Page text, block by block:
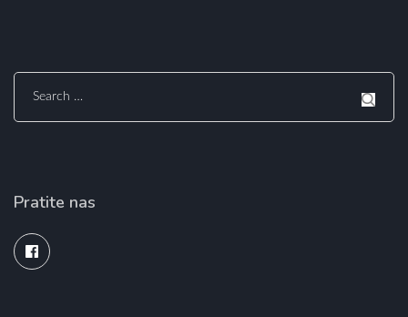
Search
for:
Pratite nas